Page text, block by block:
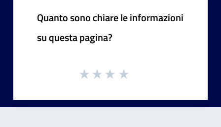
Quanto sono chiare le informazioni
su questa pagina?